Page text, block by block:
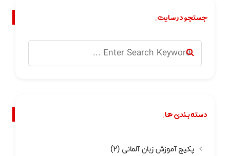
جستجو در سایت.
دسته بندی ها.
پکیج آموزش زبان آلمانی (۲)